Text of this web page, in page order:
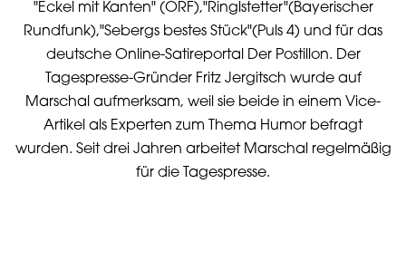
"Eckel mit Kanten" (ORF),"Ringlstetter"(Bayerischer
Rundfunk),"Sebergs bestes Stück"(Puls 4) und für das
deutsche Online-Satireportal Der Postillon. Der
Tagespresse-Gründer Fritz Jergitsch wurde auf
Marschal aufmerksam, weil sie beide in einem Vice-
Artikel als Experten zum Thema Humor befragt
wurden. Seit drei Jahren arbeitet Marschal regelmäßig
für die Tagespresse.